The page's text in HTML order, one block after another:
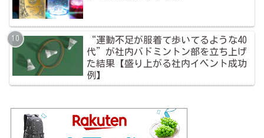
“運動不足が服着て歩いてるような40
代”が社内バドミントン部を立ち上げ
た結果【盛り上がる社内イベント成功
例】